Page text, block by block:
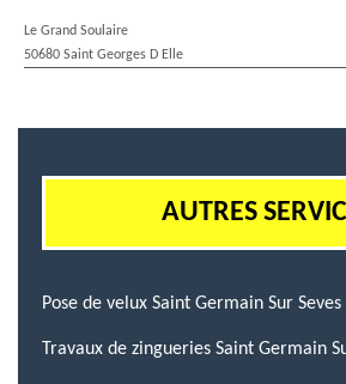
Le Grand Soulaire
50680 Saint Georges D Elle
AUTRES
Pose de velux Saint Germain Sur Seves
Travaux de zingueries Saint Germain